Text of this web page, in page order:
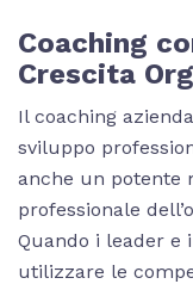
Coaching
Crescita
Il coaching
sviluppo
anche un potente
professionale
Quando i leader e
utilizzare le